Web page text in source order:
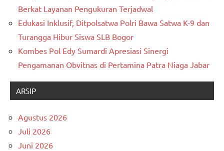
Berkat Layanan Pengukuran Terjadwal
Edukasi Inklusif, Ditpolsatwa Polri Bawa Satwa K-9 dan
Turangga Hibur Siswa SLB Bogor
Kombes Pol Edy Sumardi Apresiasi Sinergi
Pengamanan Obvitnas di Pertamina Patra Niaga Jabar
ARSIP
Agustus 2026
Juli 2026
Juni 2026